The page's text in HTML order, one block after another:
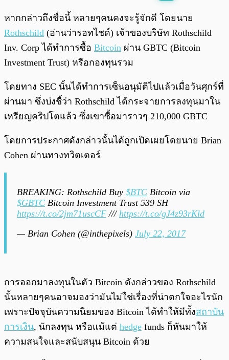
พร้อมเล่น
หากกล่าวถึงชื่อนี้ หลายๆคนคงจะรู้จักดี โดยนาย
Rothschild (อ่านว่ารอทไชด์) เจ้าของบริษัท Rothschild
Inv. Corp ได้ทำการซื้อ Bitcoin ผ่าน GBTC (Bitcoin
Investment Trust) หรือกองทุนรวม
โดยทาง SEC นั้นได้ทำการเซ็นอนุมัติไปแล้วเมื่อวันศุกร์ที่
ผ่านมา ซึ่งบ่งชี้ว่า Rothschild ได้กระจายการลงทุนมาใน
เหรียญคริปโตแล้ว ซึ่งเขาซื้อมาราวๆ 210,000 GBTC
โดยการประกาศดังกล่าวนั้นได้ถูกเปิดเผยโดยนาย Brian
Cohen ผ่านทางทวิตเตอร์
BREAKING: Rothschild Buy $BTC Bitcoin via
$GBTC Bitcoin Investment Trust 539 SH
https://t.co/2jm71uscCF ///https://t.co/gJ4z93rKld
— Brian Cohen (@inthepixels) July 22, 2017
การออกมาลงทุนในตัว Bitcoin ดังกล่าวของ Rothschild
นั้นหลายๆคนอาจมองว่ามันไม่ใช่เรื่องที่น่าตกใจอะไรนัก
เพราะปัจจุบันความนิยมของ Bitcoin ได้ทำให้มีทั้งสถาบัน
การเงิน, นักลงทุน หรือแม้แต่ hedge funds ก็หันมาให้
ความสนใจและสนับสนุน Bitcoin ด้วย